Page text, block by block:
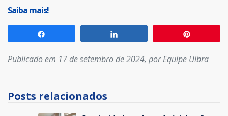
Saiba mais!
Publicado em 17 de setembro de 2024, por Equipe Ulbra
Posts relacionados